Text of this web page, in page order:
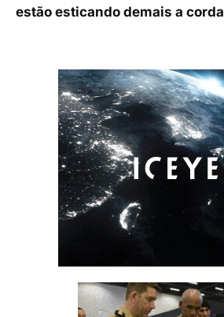
estão esticando demais a corda